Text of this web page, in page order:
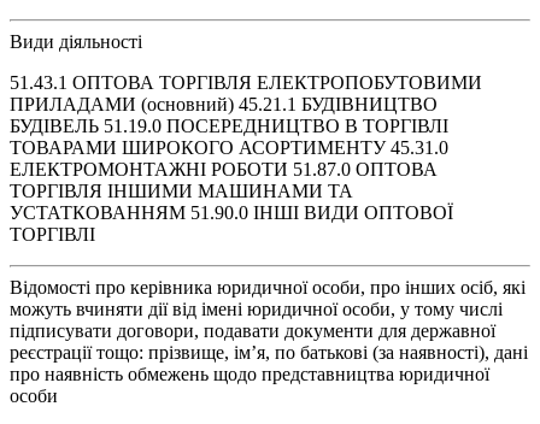
Види діяльності
51.43.1 ОПТОВА ТОРГІВЛЯ ЕЛЕКТРОПОБУТОВИМИ
ПРИЛАДАМИ (основний) 45.21.1 БУДІВНИЦТВО
БУДІВЕЛЬ 51.19.0 ПОСЕРЕДНИЦТВО В ТОРГІВЛІ
ТОВАРАМИ ШИРОКОГО АСОРТИМЕНТУ 45.31.0
ЕЛЕКТРОМОНТАЖНІ РОБОТИ 51.87.0 ОПТОВА
ТОРГІВЛЯ ІНШИМИ МАШИНАМИ ТА
УСТАТКОВАННЯМ 51.90.0 ІНШІ ВИДИ ОПТОВОЇ
ТОРГІВЛІ
Відомості про керівника юридичної особи, про інших осіб, які
можуть вчиняти дії від імені юридичної особи, у тому числі
підписувати договори, подавати документи для державної
реєстрації тощо: прізвище, ім’я, по батькові (за наявності), дані
про наявність обмежень щодо представництва юридичної
особи